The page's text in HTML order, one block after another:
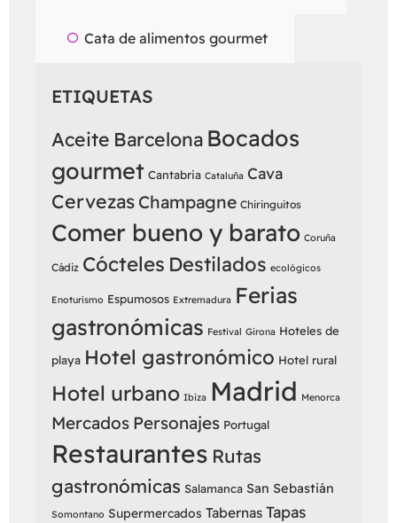
Cata de alimentos gourmet
ETIQUETAS
Aceite Barcelona Bocados
gourmet Cantabria Cataluña Cava
Cervezas Champagne Chiringuitos
Comer bueno y barato Coruña
Cádiz Cócteles Destilados ecológicos
Enoturismo Espumosos Extremadura Ferias
gastronómicas Festival Girona Hoteles de
playa Hotel gastronómico Hotel rural
Hotel urbano Ibiza Madrid Menorca
Mercados Personajes Portugal
Restaurantes Rutas
gastronómicas Salamanca San Sebastián
Somontano Supermercados Tabernas Tapas